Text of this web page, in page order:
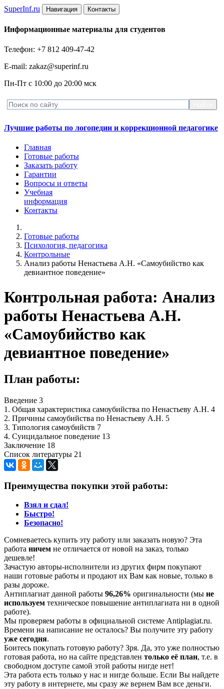
SuperInf.ru Навигация Контакты
Информационные материалы для студентов
Телефон: +7 812 409-47-42
E-mail: zakaz@superinf.ru
Пн-Пт с 10:00 до 20:00 мск
Лучшие работы по логопедии и коррекционной педагогике
Главная
Готовые работы
Заказать работу
Гарантии
Вопросы и ответы
Учебная
информация
Контакты
Готовые работы
Психология, педагогика
Контрольные
Анализ работы Ненастьева А.Н. «Самоубийство как
девиантное поведение»
Контрольная работа: Анализ
работы Ненастьева А.Н.
«Самоубийство как
девиантное поведение»
План работы:
Введение 3
1. Общая характеристика самоубийства по Ненастьеву А.Н. 4
2. Причины самоубийства по Ненастьеву А.Н. 5
3. Типология самоубийств 7
4. Суицидальное поведение 13
Заключение 18
Список литературы 21
Преимущества покупки этой работы:
Взял и сдал!
Быстро!
Безопасно!
Сомневаетесь купить эту работу или заказать новую? Эта
работа ничем не отличается от новой на заказ, только
дешевле!
Зачастую авторы-исполнители из других фирм покупают
наши готовые работы и продают их Вам как новые, только в
разы дороже.
Антиплагиат данной работы 96,26% оригинальности (мы не
используем техническое повышение антиплагиата ни в одной
работе).
Мы проверяем работы в официальной системе Аntiplagiat.ru.
Времени на написание не осталось? Вы получите эту работу
уже сегодня.
Боитесь покупать готовую работу? Зря. Да, это уже полностью
готовая работа, но на сайте представлен только её план, т.е. в
свободном доступе самой этой работы нигде нет!
Эта работа есть только у нас и нигде больше. Если Вы найдете
эту работу в интернете, мы сразу же вернем Вам все деньги.